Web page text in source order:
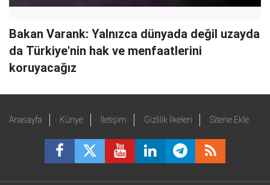
Bakan Varank: Yalnızca dünyada değil uzayda
da Türkiye'nin hak ve menfaatlerini
koruyacağız
Anasayfa Künye İletişim Gizlilik İlkeleri Sitene Ekle